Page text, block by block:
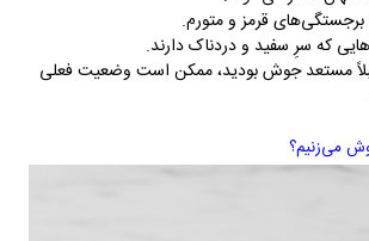
برجستگی‌های قرمز و متورم.
که سرِ سفید و دردناک دارند.
مستعد جوش بودید، ممکن است وضعیت فعلی
می‌زنیم؟